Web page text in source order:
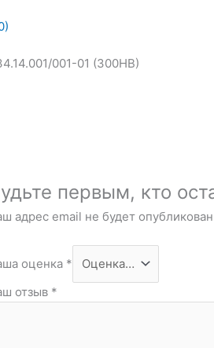
001-01 (300НВ)
первым, кто
адрес email не будет
оценка *
отзыв *